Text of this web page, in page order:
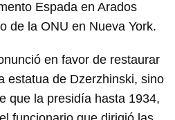
Espada en Arados
de la ONU en Nueva York.
en favor de restaurar
estatua de Dzerzhinski, sino
que la presidía hasta 1934,